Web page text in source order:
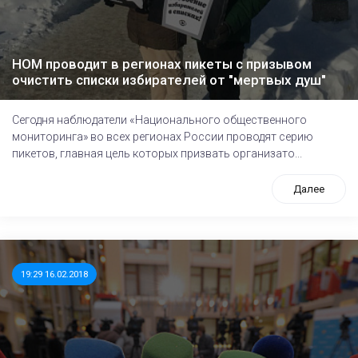
НОМ проводит в регионах пикеты с призывом
очистить списки избирателей от "мертвых душ"
Сегодня наблюдатели «Национального общественного
мониторинга» во всех регионах России проводят серию
пикетов, главная цель которых призвать организато...
Далее
19:29 16.02.2018